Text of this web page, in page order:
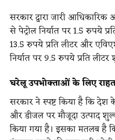
सरकार द्वारा जारी
से पेट्रोल निर्यात पर 1.5 रुपये
13.5 रुपये प्रति लीटर और
निर्यात पर 9.5 रुपये प्रति
घरेलू उपभोक्ताओं के लिए राहत
सरकार ने स्पष्ट किया है कि देश
और डीजल पर मौजूदा उत्पाद
किया गया है। इसका मतलब है